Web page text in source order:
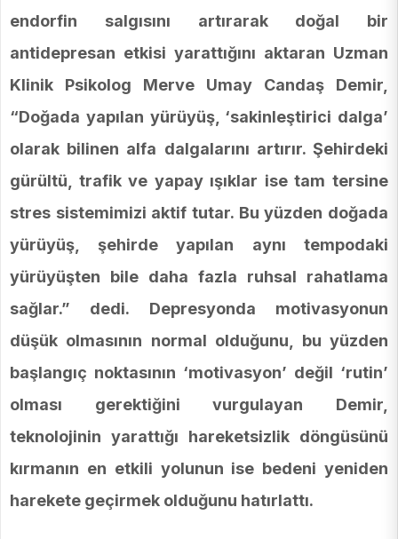
endorfin salgısını artırarak doğal bir
antidepresan etkisi yarattığını aktaran Uzman
Klinik Psikolog Merve Umay Candaş Demir,
“Doğada yapılan yürüyüş, ‘sakinleştirici dalga’
olarak bilinen alfa dalgalarını artırır. Şehirdeki
gürültü, trafik ve yapay ışıklar ise tam tersine
stres sistemimizi aktif tutar. Bu yüzden doğada
yürüyüş, şehirde yapılan aynı tempodaki
yürüyüşten bile daha fazla ruhsal rahatlama
sağlar.” dedi. Depresyonda motivasyonun
düşük olmasının normal olduğunu, bu yüzden
başlangıç noktasının ‘motivasyon’ değil ‘rutin’
olması gerektiğini vurgulayan Demir,
teknolojinin yarattığı hareketsizlik döngüsünü
kırmanın en etkili yolunun ise bedeni yeniden
harekete geçirmek olduğunu hatırlattı.